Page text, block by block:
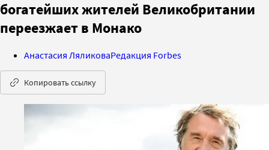
богатейших жителей Великобритании
переезжает в Монако
Анастасия ЛяликоваРедакция Forbes
Копировать ссылку